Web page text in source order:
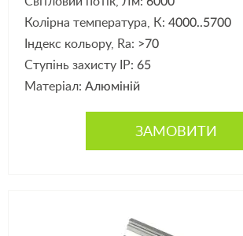
Колірна температура, К: 4000..5700
Індекс кольору, Ra: >70
Ступінь захисту IP: 65
Матеріал: Алюміній
ЗАМОВИТИ